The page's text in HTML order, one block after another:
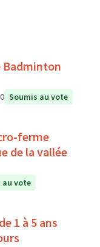
Badminton
0 Soumis au vote
ferme
de la vallée
au vote
1 à 5 ans